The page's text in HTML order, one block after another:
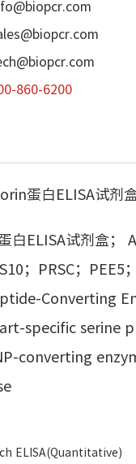
860-6200
蛋白ELISA试剂
白ELISA试剂盒；
；PRSC；PEE5
Converting
specific serine
converting
ELISA(Quantitative)